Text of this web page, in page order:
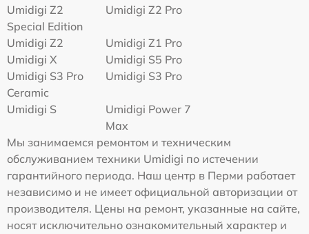
Umidigi Z2
Special Edition
Umidigi Z2 Pro
Umidigi Z2
Umidigi Z1 Pro
Umidigi X
Umidigi S5 Pro
Umidigi S3 Pro
Ceramic
Umidigi S3 Pro
Umidigi S
Umidigi Power 7
Max
Мы занимаемся ремонтом и техническим
обслуживанием техники Umidigi по истечении
гарантийного периода. Наш центр в Перми работает
независимо и не имеет официальной авторизации от
производителя. Цены на ремонт, указанные на сайте,
носят исключительно ознакомительный характер и